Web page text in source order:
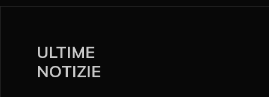
ULTIME
NOTIZIE